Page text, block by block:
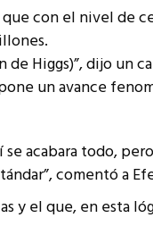
con el nivel de
Higgs)”, dijo un
un avance
acabara todo,
comentó a
y el que, en